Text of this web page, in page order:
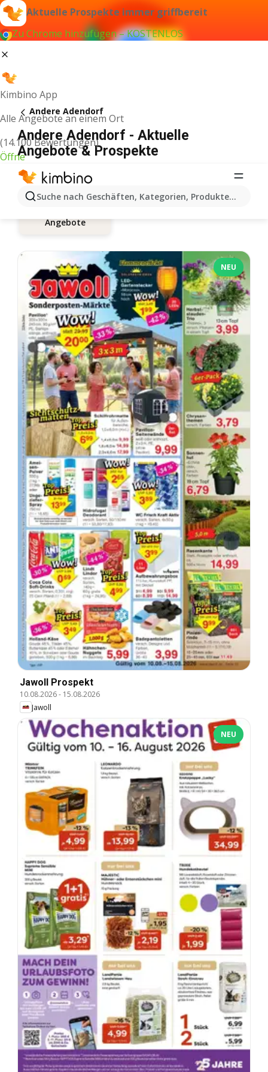
Aktuelle Prospekte immer griffbereit
Zu Chrome hinzufügen – KOSTENLOS
Kimbino App
Alle Angebote an einem Ort
(14.100 Bewertungen)
Öffne
Suche nach Geschäften, Kategorien, Produkten...
Andere Adendorf
Andere Adendorf - Aktuelle
Angebote & Prospekte
Angebote
NEU
Jawoll Prospekt
10.08.2026- 15.08.2026
Jawoll
NEU